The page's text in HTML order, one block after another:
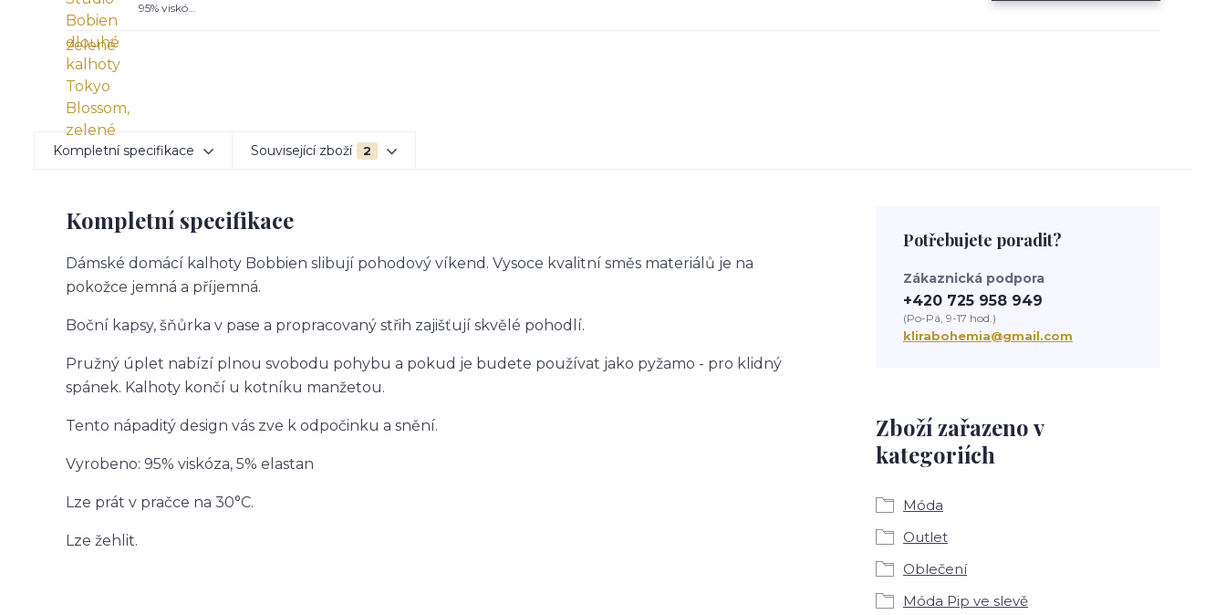
95% viskó...
Kompletní specifikace Související zboží 2
Kompletní specifikace
Dámské domácí kalhoty Bobbien slibují pohodový víkend. Vysoce kvalitní směs materiálů je na
pokožce jemná a příjemná.
Boční kapsy, šňůrka v pase a propracovaný střih zajišťují skvělé pohodlí.
Pružný úplet nabízí plnou svobodu pohybu a pokud je budete používat jako pyžamo - pro klidný
spánek. Kalhoty končí u kotníku manžetou.
Tento nápaditý design vás zve k odpočinku a snění.
Vyrobeno: 95% viskóza, 5% elastan
Lze prát v pračce na 30°C.
Lze žehlit.
Zboží zařazeno v
kategoriích
Móda
Outlet
Oblečení
Móda Pip ve slevě
Potřebujete poradit?
Zákaznická podpora
+420 725 958 949
(Po-Pá, 9-17 hod.)
klirabohemia@gmail.com